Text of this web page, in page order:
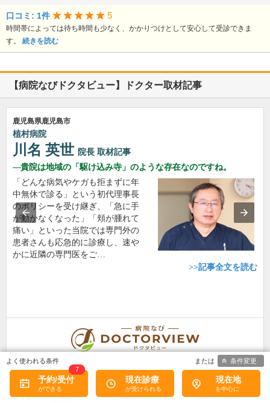
口コミ: 1件 5
時間帯によっては待ち時間も少なく、かかりつけとして安心して受診できま
す。 続きを読む
【病院なびドクタビュー】ドクター取材記事
鹿児島県鹿児島市
植村病院
川名 英世 院長 取材記事
貴院は地域の「駆け込み寺」のような存在なのですね。
「どんな病気やケガも拒まずに年
中無休で診る」という初代理事長
のポリシーを受け継ぎ、「急に手
が動かなくなった」「頬が腫れて
痛い」といった当院では専門外の
患者さんも応急的に診療し、速や
かに近隣の専門医をご…
>>記事全文を読む
予約/受付
7
現在診療 現在地
条件変更